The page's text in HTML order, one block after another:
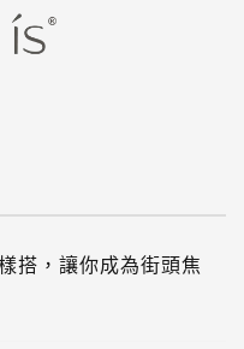
搭，讓你成為街頭焦